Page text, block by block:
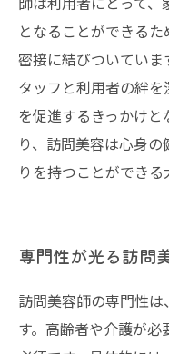
となることができる
密接に結びついてい
タッフと利用者の絆
を促進するきっかけ
り、訪問美容は心身
りを持つことができる
専門性が光る訪問
訪問美容師の専門性
す。高齢者や介護が